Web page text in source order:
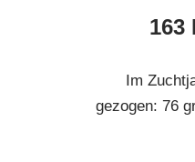
163
Im
gezogen: 76